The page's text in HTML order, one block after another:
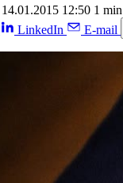
14.01.2015 12:50 1
LinkedIn E-mail